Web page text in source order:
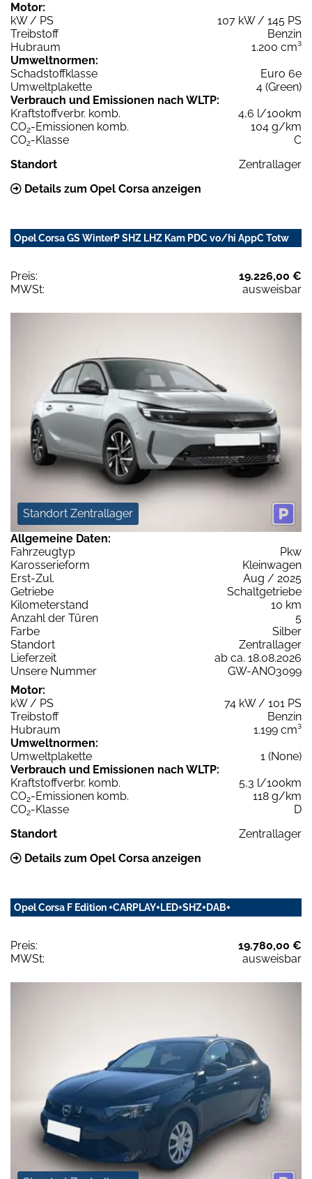
Motor:
kW / PS
107 kW / 145 PS
Treibstoff
Benzin
Hubraum
1.200 cm³
Umweltnormen:
Schadstoffklasse
Euro 6e
Umweltplakette
4 (Green)
Verbrauch und Emissionen nach WLTP:
Kraftstoffverbr. komb.
4,6 l/100km
CO2-Emissionen komb.
104 g/km
CO2-Klasse
C
Standort
Zentrallager
Details zum Opel Corsa anzeigen
Opel Corsa GS WinterP SHZ LHZ Kam PDC vo/hi AppC Totw
Preis:
19.226,00 €
MWSt:
ausweisbar
Standort Zentrallager
Allgemeine Daten:
Fahrzeugtyp
Pkw
Karosserieform
Kleinwagen
Erst-Zul.
Aug / 2025
Getriebe
Schaltgetriebe
Kilometerstand
10 km
Anzahl der Türen
5
Farbe
Silber
Standort
Zentrallager
Lieferzeit
ab ca. 18.08.2026
Unsere Nummer
GW-ANO3099
Motor:
kW / PS
74 kW / 101 PS
Treibstoff
Benzin
Hubraum
1.199 cm³
Umweltnormen:
Umweltplakette
1 (None)
Verbrauch und Emissionen nach WLTP:
Kraftstoffverbr. komb.
5,3 l/100km
CO2-Emissionen komb.
118 g/km
CO2-Klasse
D
Standort
Zentrallager
Details zum Opel Corsa anzeigen
Opel Corsa F Edition +CARPLAY+LED+SHZ+DAB+
Preis:
19.780,00 €
MWSt:
ausweisbar